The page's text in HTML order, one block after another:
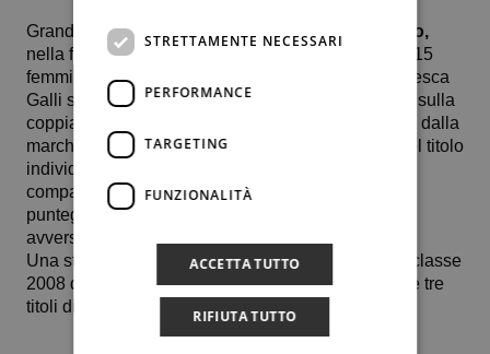
Grande gioia per i colori del nostro Circolo. A
Schio,
nella finale che metteva in palio lo scudetto under 15
femminile, Alessandra Fiorillo
e la ternana Francesca
Galli si sono imposte con lo score di 6-1 3-6 12-10 sulla
coppia composta dalla capitolina Fabiola Marino e dalla
marchigiana Ilary Pistola, quest’ultima vincitrice del titolo
individuale. Da segnalare che Alessandra e la sua
compagna hanno annullato una palla match sul
punteggio di 9-8 nel match tiebreak per le loro
avversarie.
Una stagione fino a questo momento super per la classe
2008 del Ct Palermo la quale ha incamerato anche tre
titoli di singolare in ambito Tennis Europe.
STRETTAMENTE NECESSARI
PERFORMANCE
TARGETING
FUNZIONALITÀ
ACCETTA TUTTO
RIFIUTA TUTTO